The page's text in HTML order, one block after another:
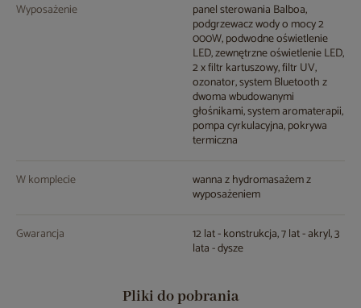
Wyposażenie panel sterowania Balboa,
podgrzewacz wody o mocy 2
000W, podwodne oświetlenie
LED, zewnętrzne oświetlenie LED,
2 x filtr kartuszowy, filtr UV,
ozonator, system Bluetooth z
dwoma wbudowanymi
głośnikami, system aromaterapii,
pompa cyrkulacyjna, pokrywa
termiczna
W komplecie wanna z hydromasażem z
wyposażeniem
Gwarancja 12 lat - konstrukcja, 7 lat - akryl, 3
lata - dysze
Pliki do pobrania